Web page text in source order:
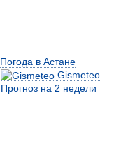
Погода в Астане
Gismeteo
Прогноз на 2 недели